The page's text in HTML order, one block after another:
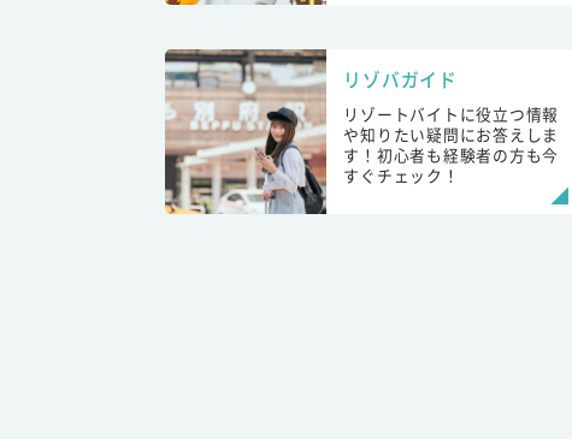
リゾバガイド
リゾートバイトに役立つ情報
や知りたい疑問にお答えしま
す！初心者も経験者の方も今
すぐチェック！